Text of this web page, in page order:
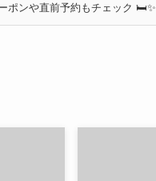
ポンや直前予約もチェック 🛏✨